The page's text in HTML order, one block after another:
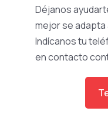
Déjanos
mejor se
Indícanos tu
en contacto